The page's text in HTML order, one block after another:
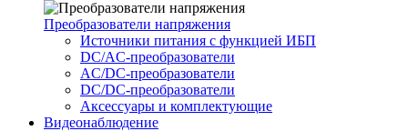
Преобразователи напряжения
Источники питания c функцией ИБП
DC/AC-преобразователи
AC/DC-преобразователи
DC/DC-преобразователи
Аксессуары и комплектующие
Видеонаблюдение